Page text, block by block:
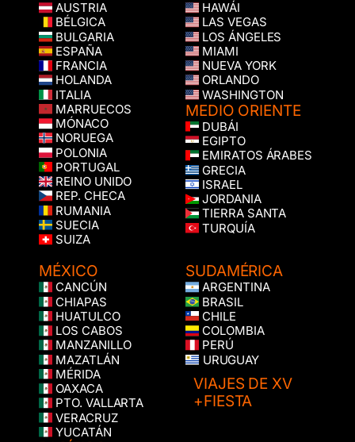
AUSTRIA
BÉLGICA
BULGARIA
ESPAÑA
FRANCIA
HOLANDA
ITALIA
MARRUECOS
MÓNACO
NORUEGA
POLONIA
PORTUGAL
REINO UNIDO
REP. CHECA
RUMANIA
SUECIA
SUIZA
HAWÁI
LAS VEGAS
LOS ÁNGELES
MIAMI
NUEVA YORK
ORLANDO
WASHINGTON
MEDIO ORIENTE
DUBÁI
EGIPTO
EMIRATOS ÁRABES
GRECIA
ISRAEL
JORDANIA
TIERRA SANTA
TURQUÍA
MÉXICO
CANCÚN
CHIAPAS
HUATULCO
LOS CABOS
MANZANILLO
MAZATLÁN
MÉRIDA
OAXACA
PTO. VALLARTA
VERACRUZ
YUCATÁN
SUDAMÉRICA
ARGENTINA
BRASIL
CHILE
COLOMBIA
PERÚ
URUGUAY
VIAJES DE XV
+FIESTA